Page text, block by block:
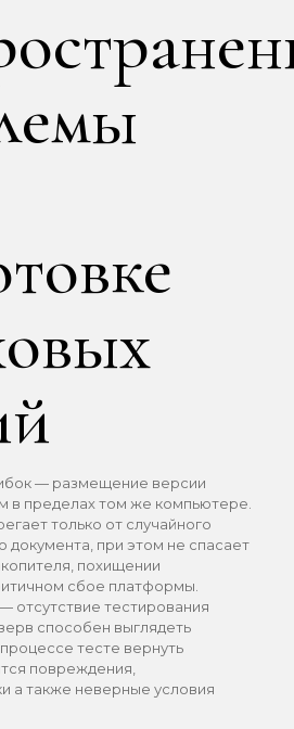
— размещение версии
в пределах том же компьютере.
только от случайного
документа, при этом не спасает
похищении
сбое платформы.
тестирования
способен выглядеть
тесте вернуть
повреждения,
а также неверные условия